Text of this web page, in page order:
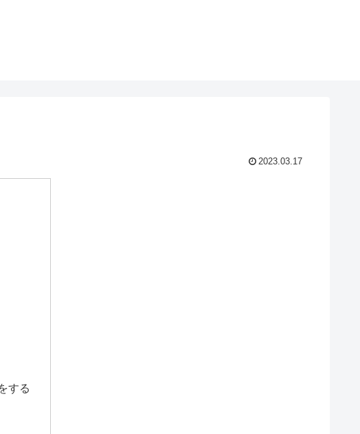
2023.03.17
する